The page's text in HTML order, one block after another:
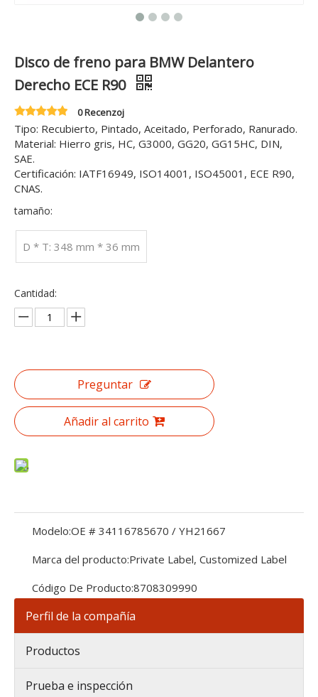
Disco de freno para BMW Delantero
Derecho ECE R90
0 Recenzoj
Tipo: Recubierto, Pintado, Aceitado, Perforado, Ranurado.
Material: Hierro gris, HC, G3000, GG20, GG15HC, DIN,
SAE.
Certificación: IATF16949, ISO14001, ISO45001, ECE R90,
CNAS.
tamaño:
D * T: 348 mm * 36 mm
Cantidad:
Preguntar
Añadir al carrito
Modelo:OE # 34116785670 / YH21667
Marca del producto:Private Label, Customized Label
Código De Producto:8708309990
Perfil de la compañía
Productos
Prueba e inspección